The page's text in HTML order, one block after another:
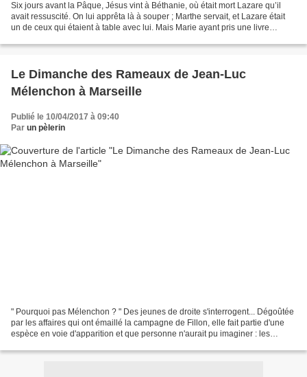
Six jours avant la Pâque, Jésus vint à Béthanie, où était mort Lazare qu’il
avait ressuscité. On lui apprêta là à souper ; Marthe servait, et Lazare était
un de ceux qui étaient à table avec lui. Mais Marie ayant pris une livre
Le Dimanche des Rameaux de Jean-Luc
Mélenchon à Marseille
Publié le 10/04/2017 à 09:40
Par un pèlerin
" Pourquoi pas Mélenchon ? " Des jeunes de droite s'interrogent... Dégoûtée
par les affaires qui ont émaillé la campagne de Fillon, elle fait partie d'une
espèce en voie d'apparition et que personne n'aurait pu imaginer : les